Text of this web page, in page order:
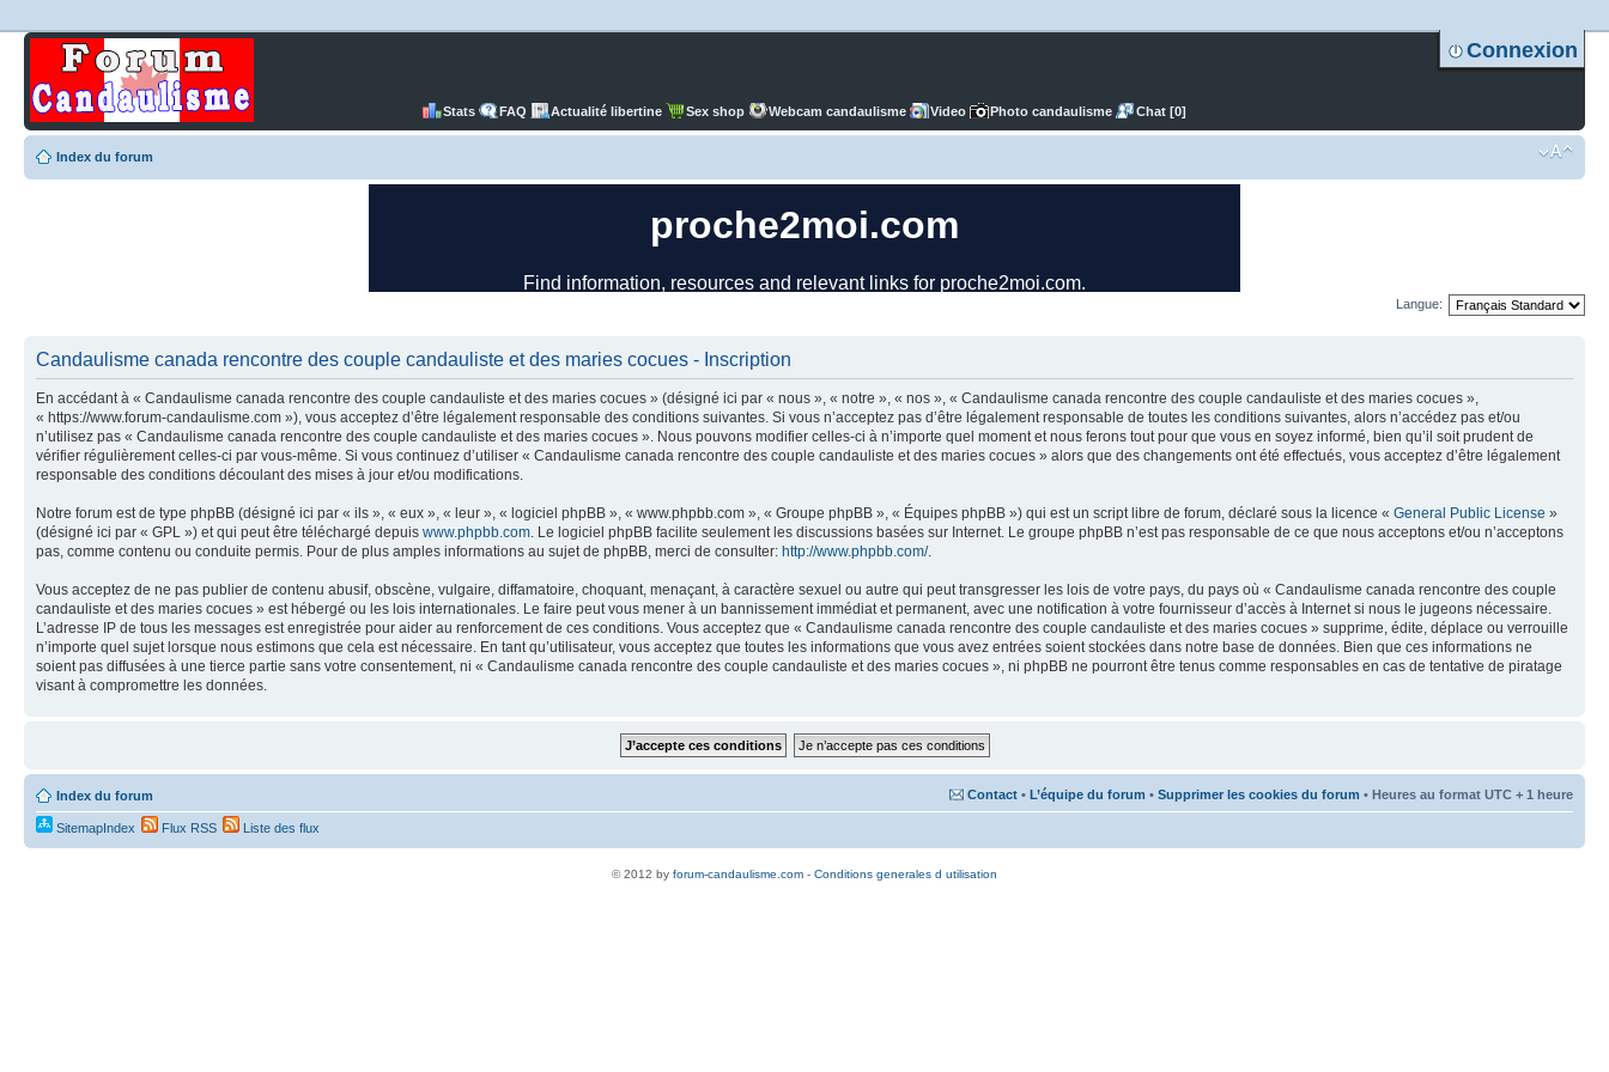
Connexion
Stats FAQ Actualité libertine Sex shop Webcam candaulisme Video Photo candaulisme Chat [0]
Index du forum
Langue:
Candaulisme canada rencontre des couple candauliste et des maries cocues - Inscription
En accédant à « Candaulisme canada rencontre des couple candauliste et des maries cocues » (désigné ici par « nous », « notre », « nos », « Candaulisme canada rencontre des couple candauliste et des maries cocues »,
« https://www.forum-candaulisme.com »), vous acceptez d’être légalement responsable des conditions suivantes. Si vous n’acceptez pas d’être légalement responsable de toutes les conditions suivantes, alors n’accédez pas et/ou
n’utilisez pas « Candaulisme canada rencontre des couple candauliste et des maries cocues ». Nous pouvons modifier celles-ci à n’importe quel moment et nous ferons tout pour que vous en soyez informé, bien qu’il soit prudent de
vérifier régulièrement celles-ci par vous-même. Si vous continuez d’utiliser « Candaulisme canada rencontre des couple candauliste et des maries cocues » alors que des changements ont été effectués, vous acceptez d’être légalement
responsable des conditions découlant des mises à jour et/ou modifications.
Notre forum est de type phpBB (désigné ici par « ils », « eux », « leur », « logiciel phpBB », « www.phpbb.com », « Groupe phpBB », « Équipes phpBB ») qui est un script libre de forum, déclaré sous la licence « General Public License »
(désigné ici par « GPL ») et qui peut être téléchargé depuis www.phpbb.com . Le logiciel phpBB facilite seulement les discussions basées sur Internet. Le groupe phpBB n’est pas responsable de ce que nous acceptons et/ou n’acceptons
pas, comme contenu ou conduite permis. Pour de plus amples informations au sujet de phpBB, merci de consulter: http://www.phpbb.com/.
Vous acceptez de ne pas publier de contenu abusif, obscène, vulgaire, diffamatoire, choquant, menaçant, à caractère sexuel ou autre qui peut transgresser les lois de votre pays, du pays où « Candaulisme canada rencontre des couple
candauliste et des maries cocues » est hébergé ou les lois internationales. Le faire peut vous mener à un bannissement immédiat et permanent, avec une notification à votre fournisseur d’accès à Internet si nous le jugeons nécessaire.
L’adresse IP de tous les messages est enregistrée pour aider au renforcement de ces conditions. Vous acceptez que « Candaulisme canada rencontre des couple candauliste et des maries cocues » supprime, édite, déplace ou verrouille
n’importe quel sujet lorsque nous estimons que cela est nécessaire. En tant qu’utilisateur, vous acceptez que toutes les informations que vous avez entrées soient stockées dans notre base de données. Bien que ces informations ne
soient pas diffusées à une tierce partie sans votre consentement, ni « Candaulisme canada rencontre des couple candauliste et des maries cocues », ni phpBB ne pourront être tenus comme responsables en cas de tentative de piratage
visant à compromettre les données.
Index du forum Contact • L’équipe du forum • Supprimer les cookies du forum • Heures au format UTC + 1 heure
SitemapIndex Flux RSS Liste des flux
© 2012 by forum-candaulisme.com - Conditions generales d utilisation